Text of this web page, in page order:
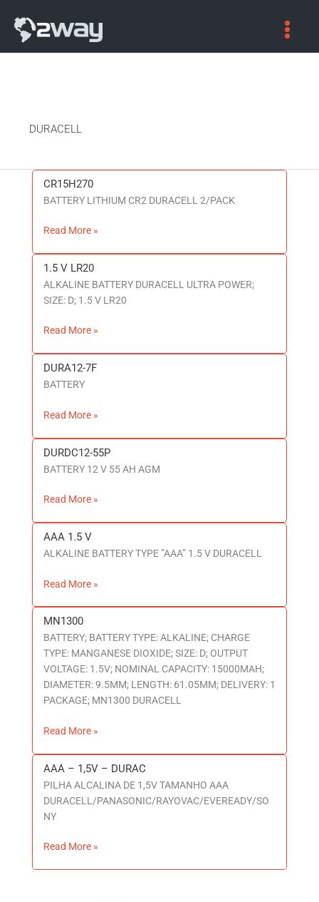
DURACELL
CR15H270
BATTERY LITHIUM CR2 DURACELL 2/PACK
CR15H270
Read More »
1.5 V LR20
ALKALINE BATTERY DURACELL ULTRA POWER;
SIZE: D; 1.5 V LR20
1.5
V
LR20
Read More »
DURA12-7F
BATTERY
DURA12-
7F
Read More »
DURDC12-55P
BATTERY 12 V 55 AH AGM
DURDC12-
55P
Read More »
AAA 1.5 V
ALKALINE BATTERY TYPE ”AAA” 1.5 V DURACELL
AAA
1.5
Read More »
MN1300
BATTERY; BATTERY TYPE: ALKALINE; CHARGE
TYPE: MANGANESE DIOXIDE; SIZE: D; OUTPUT
VOLTAGE: 1.5V; NOMINAL CAPACITY: 15000MAH;
DIAMETER: 9.5MM; LENGTH: 61.05MM; DELIVERY: 1
PACKAGE; MN1300 DURACELL
MN1300
Read More »
AAA – 1,5V – DURAC
PILHA ALCALINA DE 1,5V TAMANHO AAA
DURACELL/PANASONIC/RAYOVAC/EVEREADY/SO
NY
AAA
–
1,5V
–
Read More »